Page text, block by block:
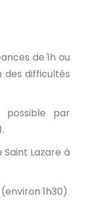
de 1h ou
des difficultés
possible par
Saint Lazare à
1h30)